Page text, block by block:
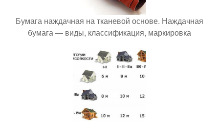
Бумага наждачная на тканевой основе. Наждачная
бумага — виды, классификация, маркировка